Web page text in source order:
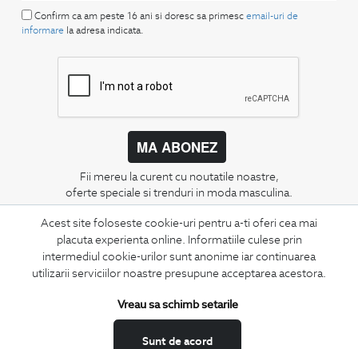
Acest site foloseste cookie-uri pentru a-ti oferi cea mai
placuta experienta online. Informatiile culese prin
intermediul cookie-urilor sunt anonime iar continuarea
utilizarii serviciilor noastre presupune acceptarea acestora.
Sunt de acord
Vreau sa schimb setarile
Confirm ca am peste 16 ani si doresc sa primesc email-uri de
informare la adresa indicata.
MA ABONEZ
Fii mereu la curent cu noutatile noastre,
oferte speciale si trenduri in moda masculina.
CONCIERGE
Termeni si conditii
Schimburi si retur
Feedback site
ANPC